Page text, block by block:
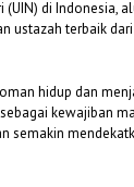
(UIN) di Indonesia,
ustazah terbaik
hidup dan
kewajiban
semakin